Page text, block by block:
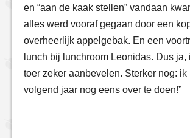
en “aan de kaak stellen” vandaan
alles werd vooraf gegaan door een
overheerlijk appelgebak. En een
lunch bij lunchroom Leonidas. Dus ja,
toer zeker aanbevelen. Sterker nog: ik
volgend jaar nog eens over te doen!”